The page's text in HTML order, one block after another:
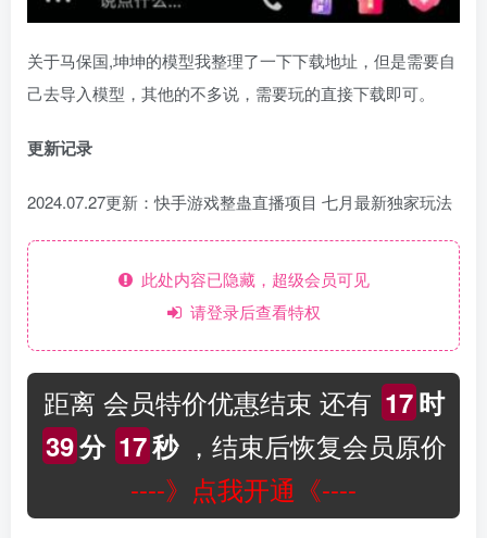
关于马保国,坤坤的模型我整理了一下下载地址，但是需要自
己去导入模型，其他的不多说，需要玩的直接下载即可。
更新记录
2024.07.27更新：快手游戏整蛊直播项目 七月最新独家玩法
此处内容已隐藏，超级会员可见
请登录后查看特权
距离 会员特价优惠结束 还有 17时
39分 17秒，结束后恢复会员原价
----》点我开通《----